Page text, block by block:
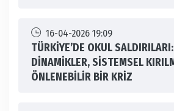
16-04-2026 19:09
TÜRKİYE’DE OKUL
DİNAMİKLER, SİSTEMSEL
ÖNLENEBİLİR BİR KRİZ